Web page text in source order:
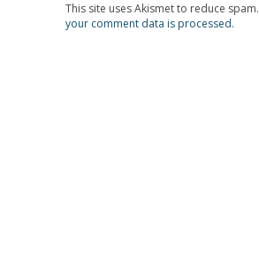
This site uses Akismet to reduce spam.
your comment data is processed.